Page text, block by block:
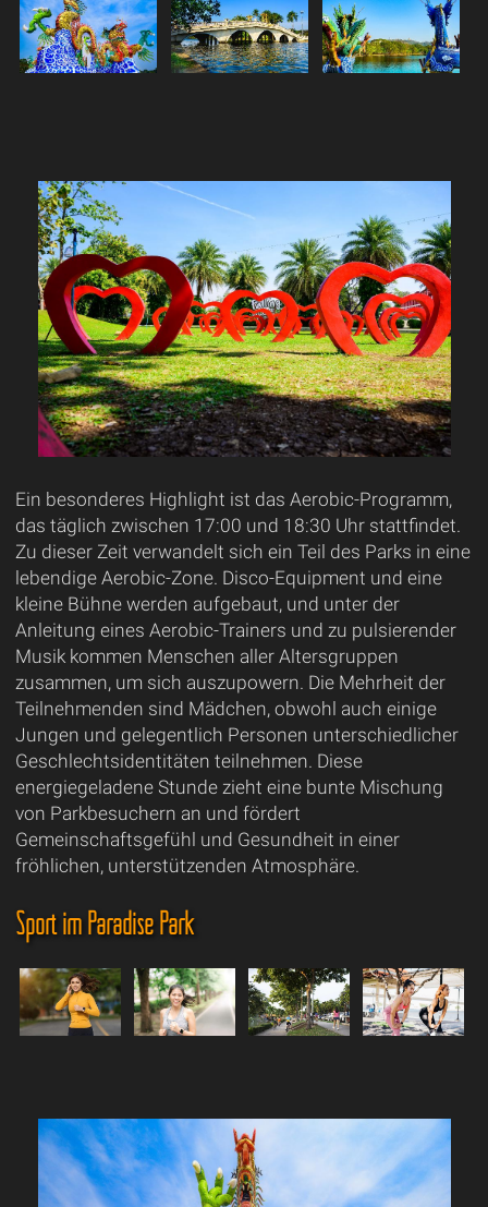
Ein besonderes Highlight ist das Aerobic-Programm,
das täglich zwischen 17:00 und 18:30 Uhr stattfindet.
Zu dieser Zeit verwandelt sich ein Teil des Parks in eine
lebendige Aerobic-Zone. Disco-Equipment und eine
kleine Bühne werden aufgebaut, und unter der
Anleitung eines Aerobic-Trainers und zu pulsierender
Musik kommen Menschen aller Altersgruppen
zusammen, um sich auszupowern. Die Mehrheit der
Teilnehmenden sind Mädchen, obwohl auch einige
Jungen und gelegentlich Personen unterschiedlicher
Geschlechtsidentitäten teilnehmen. Diese
energiegeladene Stunde zieht eine bunte Mischung
von Parkbesuchern an und fördert
Gemeinschaftsgefühl und Gesundheit in einer
fröhlichen, unterstützenden Atmosphäre.
Sport im Paradise Park